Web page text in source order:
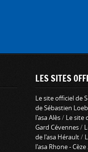
LES SITES
Le site officiel de
de Sébastien Loeb
l'asa Alès/ Le site
Gard Cévennes/
de l'asa Hérault/
l'asa Rhone - Cèze